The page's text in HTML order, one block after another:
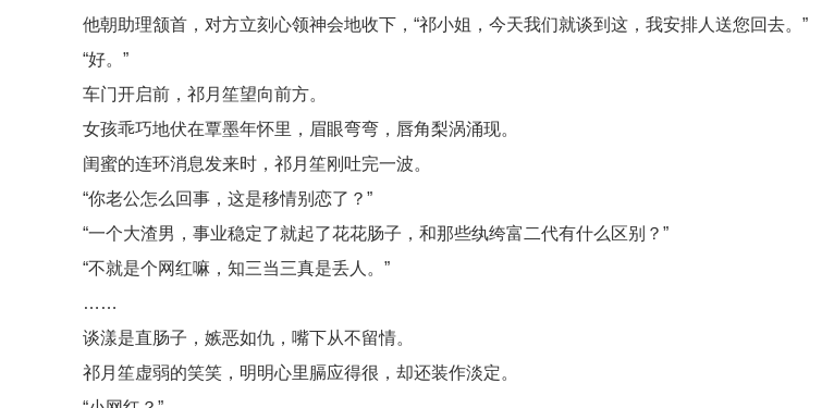
他朝助理颔首，对方立刻心领神会地收下，“祁小姐，今天我们就谈到这，我安排人送您回去。”
“好。”
车门开启前，祁月笙望向前方。
女孩乖巧地伏在覃墨年怀里，眉眼弯弯，唇角梨涡涌现。
闺蜜的连环消息发来时，祁月笙刚吐完一波。
“你老公怎么回事，这是移情别恋了？”
“一个大渣男，事业稳定了就起了花花肠子，和那些纨绔富二代有什么区别？”
“不就是个网红嘛，知三当三真是丢人。”
……
谈漾是直肠子，嫉恶如仇，嘴下从不留情。
祁月笙虚弱的笑笑，明明心里膈应得很，却还装作淡定。